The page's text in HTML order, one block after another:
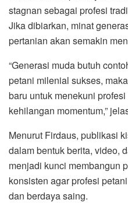
stagnan sebagai profesi
Jika dibiarkan, minat
pertanian akan semakin
“Generasi muda butuh
petani milenial sukses,
baru untuk menekuni
kehilangan momentum,”
Menurut Firdaus, publikasi
dalam bentuk berita, video,
menjadi kunci membangun
konsisten agar profesi
dan berdaya saing.